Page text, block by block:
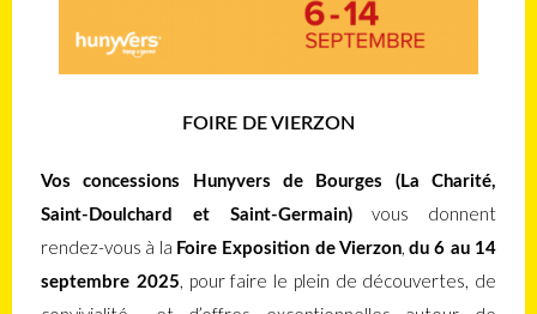
FOIRE DE VIERZON
Vos concessions Hunyvers de Bourges (La Charité,
Saint-Doulchard et Saint-Germain) vous donnent
rendez-vous à la Foire Exposition de Vierzon,du 6 au 14
septembre 2025, pour faire le plein de découvertes, de